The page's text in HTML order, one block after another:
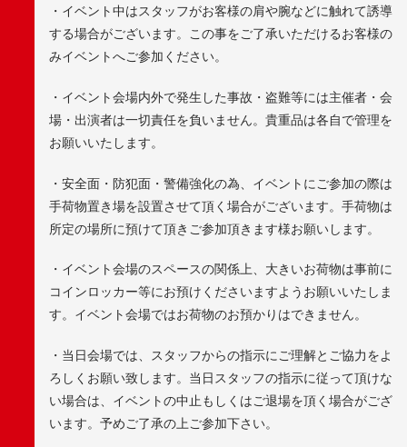
・イベント中はスタッフがお客様の肩や腕などに触れて誘導
する場合がございます。この事をご了承いただけるお客様の
みイベントへご参加ください。
・イベント会場内外で発生した事故・盗難等には主催者・会
場・出演者は一切責任を負いません。貴重品は各自で管理を
お願いいたします。
・安全面・防犯面・警備強化の為、イベントにご参加の際は
手荷物置き場を設置させて頂く場合がございます。手荷物は
所定の場所に預けて頂きご参加頂きます様お願いします。
・イベント会場のスペースの関係上、大きいお荷物は事前に
コインロッカー等にお預けくださいますようお願いいたしま
す。イベント会場ではお荷物のお預かりはできません。
・当日会場では、スタッフからの指示にご理解とご協力をよ
ろしくお願い致します。当日スタッフの指示に従って頂けな
い場合は、イベントの中止もしくはご退場を頂く場合がござ
います。予めご了承の上ご参加下さい。